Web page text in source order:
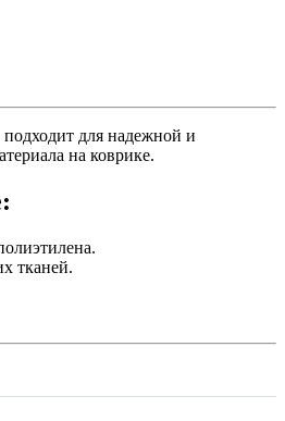
для надежной и
на коврике.
тканей.